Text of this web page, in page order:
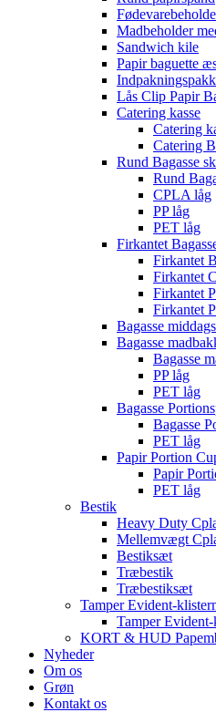
Madbeholder
Sandwich kile
Papir baguette
Lås Clip Papir
Catering kasse
Catering
Catering
Rund Bagasse
Rund
CPLA låg
PP låg
PET låg
Firkantet
Firkantet
Firkantet
Firkantet
Firkantet
Bagasse
Bagasse
Bagasse
PP låg
PET låg
Bagasse
Bagasse
PET låg
Papir Portion
Papir
PET låg
Bestik
Heavy Duty
Mellemvægt
Bestiksæt
Træbestik
Træbestiksæt
Tamper Evident-
Tamper
KORT & HUD
Nyheder
Om os
Grøn
Kontakt os